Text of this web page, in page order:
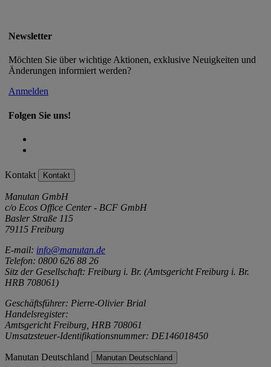
Newsletter
Möchten Sie über wichtige Aktionen, exklusive Neuigkeiten und
Änderungen informiert werden?
Anmelden
Folgen Sie uns!
Kontakt Kontakt
Manutan GmbH
c/o Ecos Office Center - BCF GmbH
Basler Straße 115
79115 Freiburg
E-mail: info@manutan.de
Telefon: 0800 626 88 26
Sitz der Gesellschaft: Freiburg i. Br. (Amtsgericht Freiburg i. Br.
HRB 708061)
Geschäftsführer: Pierre-Olivier Brial
Handelsregister:
Amtsgericht Freiburg, HRB 708061
Umsatzsteuer-Identifikationsnummer: DE146018450
Manutan Deutschland Manutan Deutschland